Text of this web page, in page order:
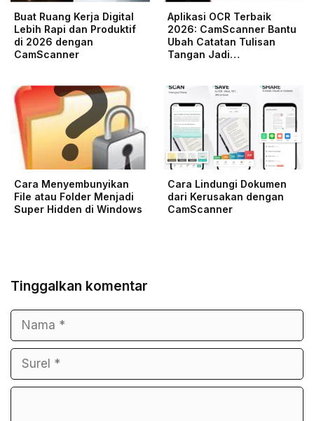
Buat Ruang Kerja Digital
Lebih Rapi dan Produktif
di 2026 dengan
CamScanner
Aplikasi OCR Terbaik
2026: CamScanner Bantu
Ubah Catatan Tulisan
Tangan Jadi…
Cara Menyembunyikan
File atau Folder Menjadi
Super Hidden di Windows
Cara Lindungi Dokumen
dari Kerusakan dengan
CamScanner
Tinggalkan komentar
Nama
Surel
Komentar